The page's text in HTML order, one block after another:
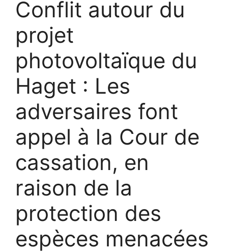
Conflit autour du
projet
photovoltaïque du
Haget : Les
adversaires font
appel à la Cour de
cassation, en
raison de la
protection des
espèces menacées